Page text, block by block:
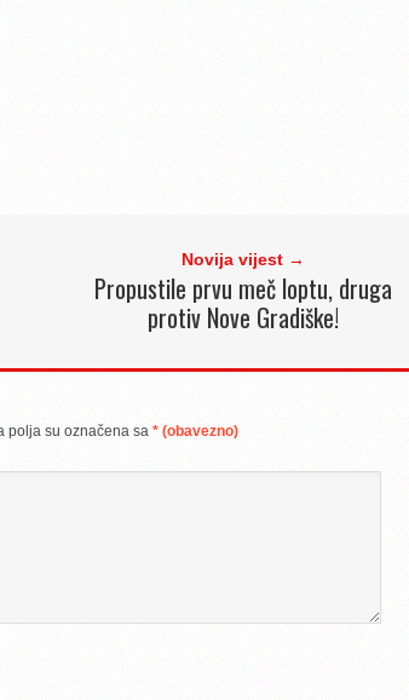
Novija vijest →
Propustile prvu meč loptu, druga
protiv Nove Gradiške!
polja su označena sa * (obavezno)